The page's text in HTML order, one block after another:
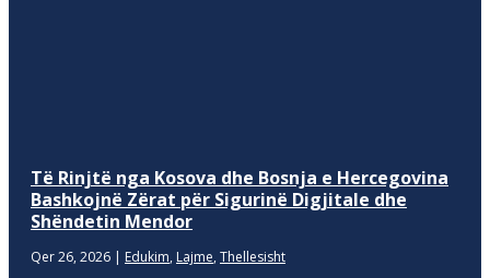
Të Rinjtë nga Kosova dhe Bosnja e Hercegovina
Bashkojnë Zërat për Sigurinë Digjitale dhe
Shëndetin Mendor
Qer 26, 2026 | Edukim, Lajme, Thellesisht